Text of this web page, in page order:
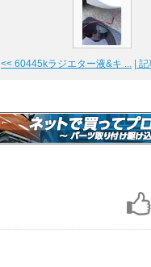
<< 60445kラジエター液&キ ... |